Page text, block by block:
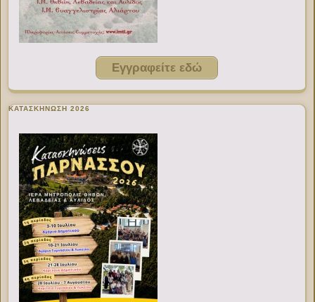
Εγγραφείτε εδώ
ΚΑΤΑΣΚΗΝΩΣΗ 2026